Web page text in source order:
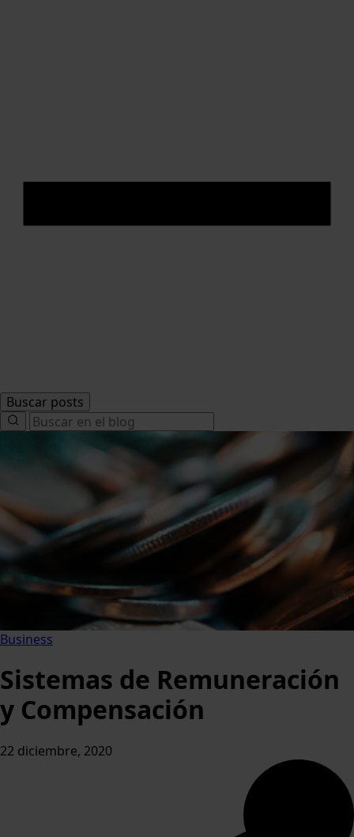
Buscar posts
Search
for:
Business
Sistemas de Remuneración
y Compensación
22 diciembre, 2020